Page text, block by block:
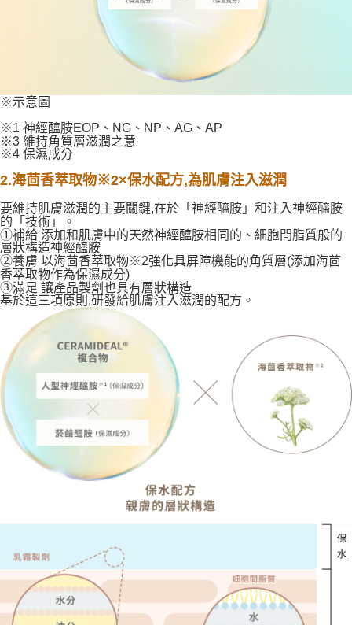
※示意圖
※1 神經醯胺EOP、NG、NP、AG、AP
※3 維持角質層滋潤之意
※4 保濕成分
2.海茴香萃取物※2×保水配方,為肌膚注入滋潤
要維持肌膚滋潤的主要關鍵,在於「神經醯胺」和注入神經醯胺
的「技術」。
①補給 添加和肌膚中的天然神經醯胺相同的、細胞間脂質般的
層狀構造神經醯胺
②養膚 以海茴香萃取物※2強化具屏障機能的角質層(添加海茴
香萃取物作為保濕成分)
③滿足 讓產品製劑也具有層狀構造
基於這三項原則,研發給肌膚注入滋潤的配方。